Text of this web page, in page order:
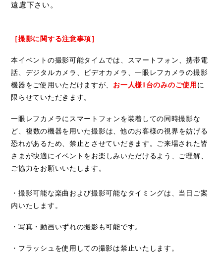
遠慮下さい。
［撮影に関する注意事項］
本イベントの撮影可能タイムでは、スマ ー トフォン、携帯電
話、デジタルカメラ、ビデオカメラ、一眼レフカメラの撮影
機器をご使用いただけますが、 お一人様1台のみのご使用 に
限らせていただきます。
一眼レフカメラにスマー トフォンを装着しての同時撮影な
ど、複数の機器を用いた撮影は、他のお客様の視界を妨げる
恐れがあるため、禁止とさせていだきます。ご来場された皆
さま が快適にイベントをお楽 しみいただけるよう、ご理解、
ご協力をお願いいたします。
・撮影可能な楽曲および撮影可能なタイミングは、当日ご案
内いたします。
・写真・動画いずれの撮影も可能です。
・フラッシュを使用しての撮影は禁止いたします。